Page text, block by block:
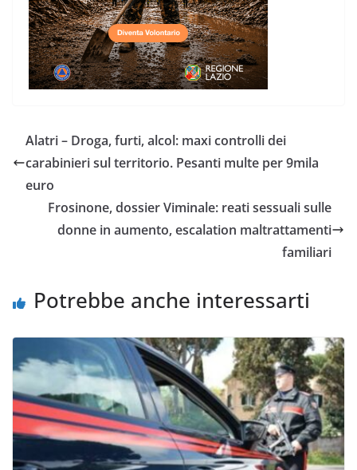
Alatri – Droga, furti, alcol: maxi controlli dei
carabinieri sul territorio. Pesanti multe per 9mila
euro
Frosinone, dossier Viminale: reati sessuali sulle
donne in aumento, escalation maltrattamenti
familiari
Potrebbe anche interessarti